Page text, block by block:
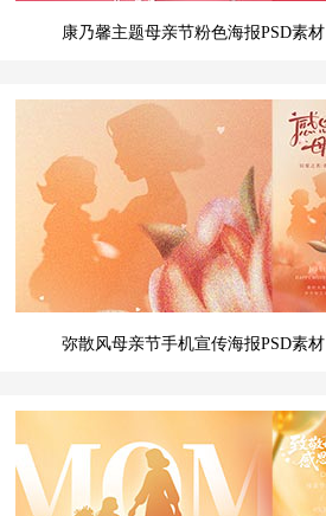
康乃馨主题母亲节粉色海报PSD素材
弥散风母亲节手机宣传海报PSD素材